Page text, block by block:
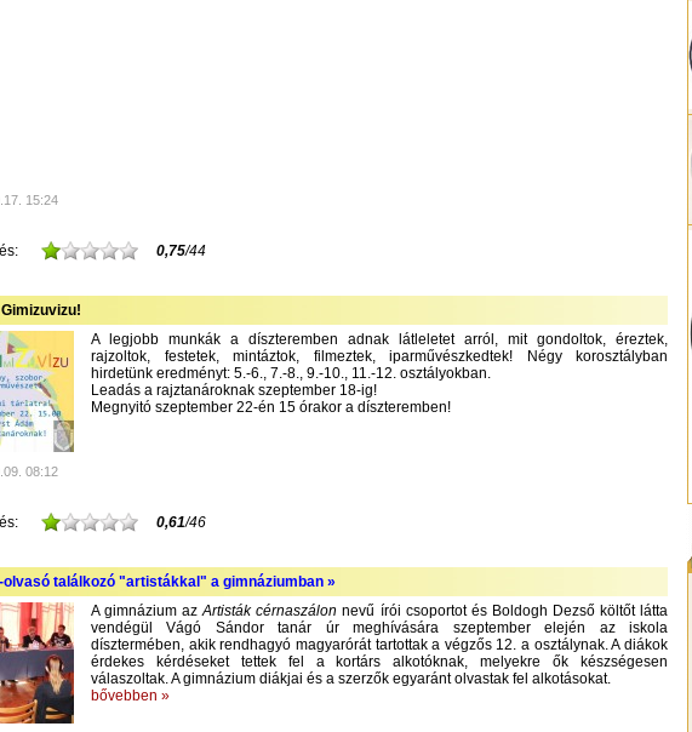
15:24
0,75/44
A legjobb munkák a díszteremben adnak látleletet arról, mit gondoltok, éreztek,
rajzoltok, festetek, mintáztok, filmeztek, iparművészkedtek! Négy korosztályban
hirdetünk eredményt: 5.-6., 7.-8., 9.-10., 11.-12. osztályokban.
Leadás a rajztanároknak szeptember 18-ig!
Megnyitó szeptember 22-én 15 órakor a díszteremben!
08:12
0,61/46
olvasó találkozó "artistákkal" a gimnáziumban »
A gimnázium azArtisták cérnaszálon nevű írói csoportot és Boldogh Dezső költőt látta
vendégül Vágó Sándor tanár úr meghívására szeptember elején az iskola
dísztermében, akik rendhagyó magyarórát tartottak a végzős 12. a osztálynak. A diákok
érdekes kérdéseket tettek fel a kortárs alkotóknak, melyekre ők készségesen
válaszoltak. A gimnázium diákjai és a szerzők egyaránt olvastak fel alkotásokat.
bővebben »